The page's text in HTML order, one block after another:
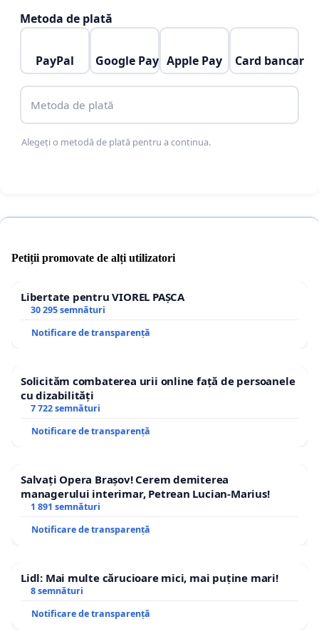
Am parcurs un drum îndelungat și plin de provocări
dezamăgiți. Iar negocierile și tratativele care se duc
Republicii Moldova în UK"
Metoda de plată
PayPal Google Pay Apple Pay Card bancar
Metoda de plată
Alegeți o metodă de plată pentru a continua.
Petiții promovate de alți utilizatori
Libertate pentru VIOREL PAȘCA
30 295 semnături
Notificare de transparență
Solicităm combaterea urii online față de persoanele
cu dizabilități
7 722 semnături
Notificare de transparență
Salvați Opera Brașov! Cerem demiterea
managerului interimar, Petrean Lucian-Marius!
1 891 semnături
Notificare de transparență
Lidl: Mai multe cărucioare mici, mai puține mari!
8 semnături
Notificare de transparență